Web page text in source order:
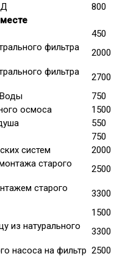
800
450
фильтра
2000
фильтра
2700
750
осмоса
1500
550
750
систем
2000
старого
2500
старого
3300
1500
из натурального
3300
насоса на фильтр 2500